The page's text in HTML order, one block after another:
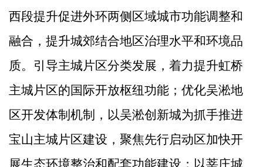
西段提升促进外环两侧区域城市功能调整和
融合，提升城郊结合地区治理水平和环境品
质。引导主城片区分类发展，着力提升虹桥
主城片区的国际开放枢纽功能； 优化吴淞地
区开发体制机制， 以吴淞创新城为抓手推进
宝山主城片区建设， 聚焦先行启动区加快开